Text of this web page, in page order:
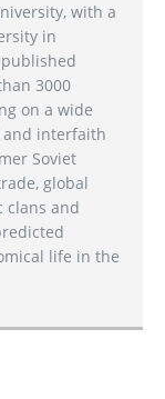
with a
in
3000
on a wide
interfaith
Soviet
global
clans and
life in the